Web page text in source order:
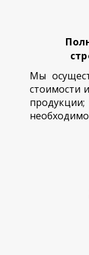
Мы
стоимости